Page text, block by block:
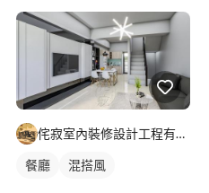
侘寂室內裝修設計工程有限公司
餐廳 混搭風